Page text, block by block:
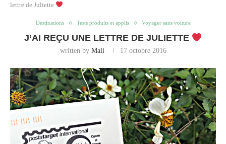
lettre de Juliette
Destinations Tests produits et applis Voyager sans voiture
J’AI REÇU UNE LETTRE DE JULIETTE
written by Mali 17 octobre 2016